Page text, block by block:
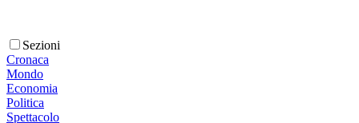
Sezioni
Cronaca
Mondo
Economia
Politica
Spettacolo